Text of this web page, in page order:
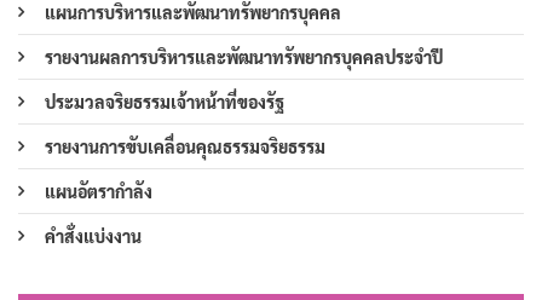
แผนการบริหารและพัฒนาทรัพยากรบุคคล
รายงานผลการบริหารและพัฒนาทรัพยากรบุคคลประจำปี
ประมวลจริยธรรมเจ้าหน้าที่ของรัฐ
รายงานการขับเคลื่อนคุณธรรมจริยธรรม
แผนอัตรากำลัง
คำสั่งแบ่งงาน